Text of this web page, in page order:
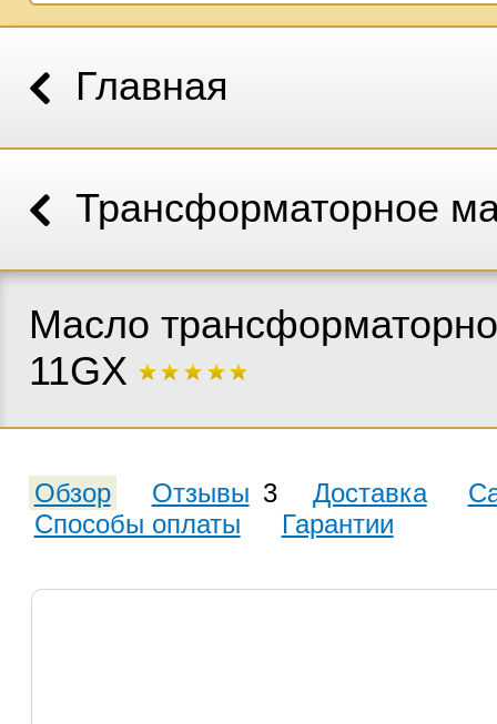
Главная
Трансформаторное
Масло
11GX
Обзор Отзывы 3 Доставка
Способы оплаты
Гарантии